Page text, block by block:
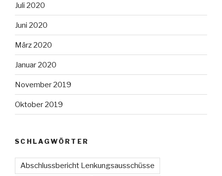
Juli 2020
Juni 2020
März 2020
Januar 2020
November 2019
Oktober 2019
SCHLAGWÖRTER
Abschlussbericht Lenkungsausschüsse